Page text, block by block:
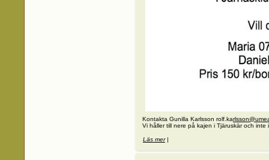
Kontakta Gunilla Karlsson rolf.ka
Vi håller till nere på kajen i Tjäruskär och inte
Läs merom Skärgårs loppis
|